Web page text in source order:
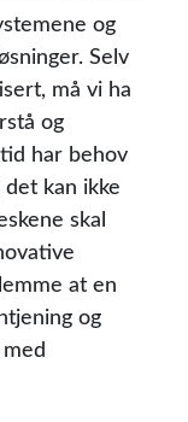
og
Selv
må vi ha
og
har behov
kan ikke
skal
at en
og